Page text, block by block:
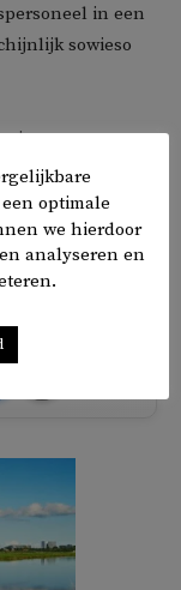
in een
sowieso
een
discriminatie
‘positieve
van racisme en
optimale
we hierdoor
analyseren en